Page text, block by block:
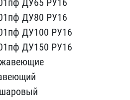
ДУ65 РУ16
ДУ​80 РУ16
ДУ100 РУ16
ДУ150 РУ1​6